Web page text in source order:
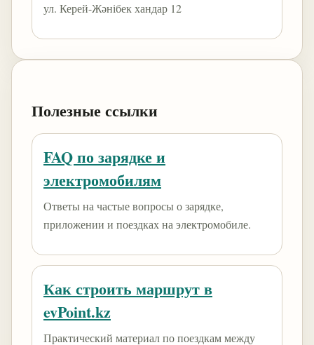
ул. Керей-Жәнібек хандар 12
Полезные ссылки
FAQ по зарядке и
электромобилям
Ответы на частые вопросы о зарядке,
приложении и поездках на электромобиле.
Как строить маршрут в
evPoint.kz
Практический материал по поездкам между